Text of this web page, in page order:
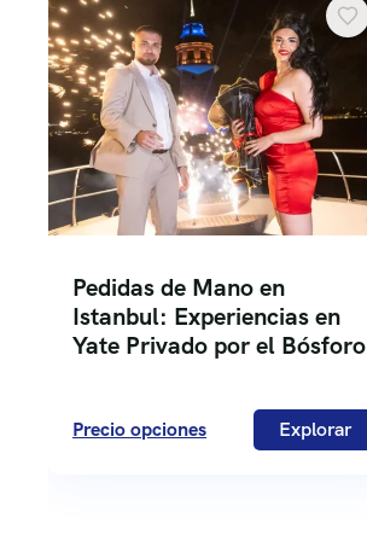
Pedidas de Mano en
Istanbul: Experiencias en
Yate Privado por el Bósforo
Precio opciones Explorar